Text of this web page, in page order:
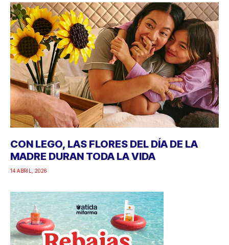
CON LEGO, LAS FLORES DEL DÍA DE LA
MADRE DURAN TODA LA VIDA
14 ABRIL, 2026